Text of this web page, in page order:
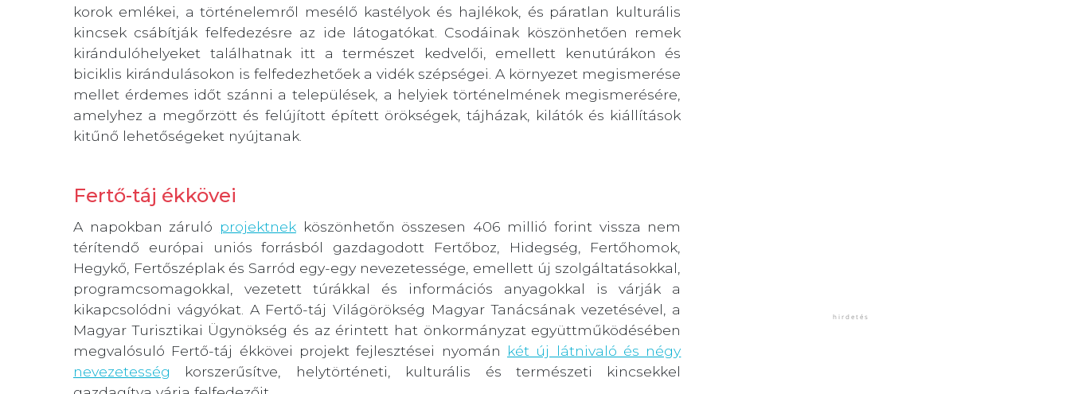
korok emlékei, a történelemről mesélő kastélyok és hajlékok, és páratlan kulturális
kincsek csábítják felfedezésre az ide látogatókat. Csodáinak köszönhetően remek
kirándulóhelyeket találhatnak itt a természet kedvelői, emellett kenutúrákon és
biciklis kirándulásokon is felfedezhetőek a vidék szépségei. A környezet megismerése
mellet érdemes időt szánni a települések, a helyiek történelmének megismerésére,
amelyhez a megőrzött és felújított épített örökségek, tájházak, kilátók és kiállítások
kitűnő lehetőségeket nyújtanak.
Fertő-táj ékkövei
A napokban záruló projektnekköszönhetőn összesen 406 millió forint vissza nem
térítendő európai uniós forrásból gazdagodott Fertőboz, Hidegség, Fertőhomok,
Hegykő, Fertőszéplak és Sarród egy-egy nevezetessége, emellett új szolgáltatásokkal,
programcsomagokkal, vezetett túrákkal és információs anyagokkal is várják a
kikapcsolódni vágyókat. A Fertő-táj Világörökség Magyar Tanácsának vezetésével, a
Magyar Turisztikai Ügynökség és az érintett hat önkormányzat együttműködésében
megvalósuló Fertő-táj ékkövei projekt fejlesztései nyomán két új látnivaló és négy
nevezetesség korszerűsítve, helytörténeti, kulturális és természeti kincsekkel